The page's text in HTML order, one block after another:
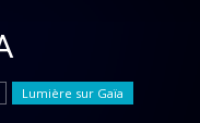
Lumière sur Gaïa